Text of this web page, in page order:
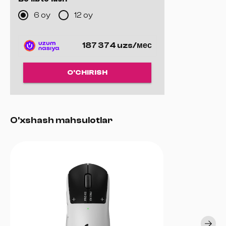
hatto uzoq davom etadigan o‘yin marafonlari paytida ham qizib
ketishning oldini oladi.
6 oy 12 oy
187 374 uzs/мес
O'CHIRISH
O'xshash mahsulotlar